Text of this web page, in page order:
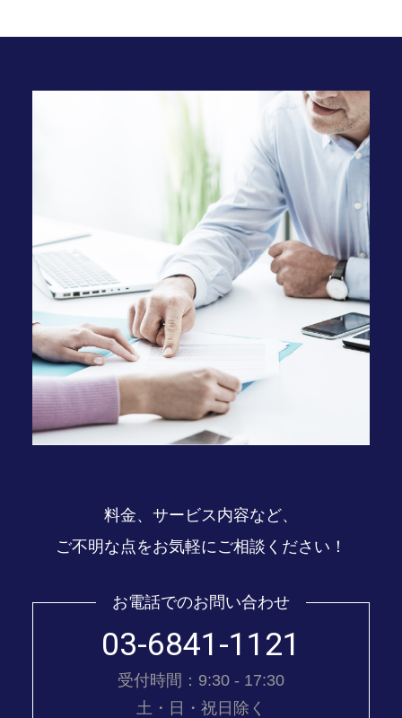
料金、サービス内容など、
ご不明な点をお気軽にご相談ください！
お電話でのお問い合わせ
03-6841-1121
受付時間：9:30 - 17:30
土・日・祝日除く